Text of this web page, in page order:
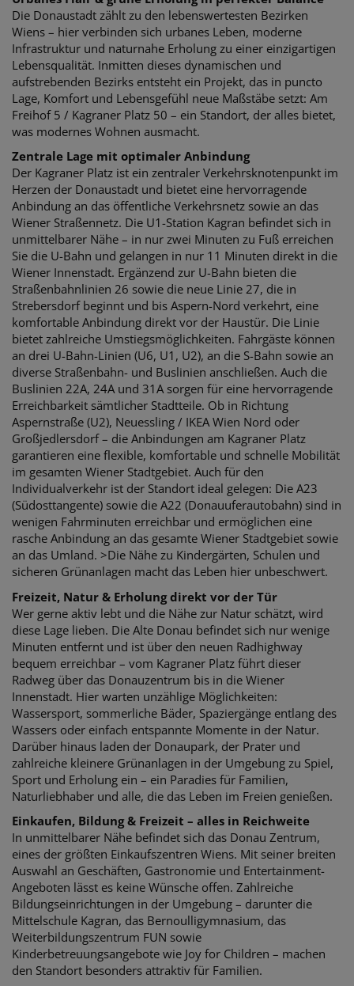
Die Donaustadt zählt zu den lebenswertesten Bezirken
Wiens – hier verbinden sich urbanes Leben, moderne
Infrastruktur und naturnahe Erholung zu einer einzigartigen
Lebensqualität. Inmitten dieses dynamischen und
aufstrebenden Bezirks entsteht ein Projekt, das in puncto
Lage, Komfort und Lebensgefühl neue Maßstäbe setzt: Am
Freihof 5 / Kagraner Platz 50 – ein Standort, der alles bietet,
was modernes Wohnen ausmacht.
Zentrale Lage mit optimaler Anbindung
Der Kagraner Platz ist ein zentraler Verkehrsknotenpunkt im
Herzen der Donaustadt und bietet eine hervorragende
Anbindung an das öffentliche Verkehrsnetz sowie an das
Wiener Straßennetz. Die U1-Station Kagran befindet sich in
unmittelbarer Nähe – in nur zwei Minuten zu Fuß erreichen
Sie die U-Bahn und gelangen in nur 11 Minuten direkt in die
Wiener Innenstadt. Ergänzend zur U-Bahn bieten die
Straßenbahnlinien 26 sowie die neue Linie 27, die in
Strebersdorf beginnt und bis Aspern-Nord verkehrt, eine
komfortable Anbindung direkt vor der Haustür. Die Linie
bietet zahlreiche Umstiegsmöglichkeiten. Fahrgäste können
an drei U-Bahn-Linien (U6, U1, U2), an die S-Bahn sowie an
diverse Straßenbahn- und Buslinien anschließen. Auch die
Buslinien 22A, 24A und 31A sorgen für eine hervorragende
Erreichbarkeit sämtlicher Stadtteile. Ob in Richtung
Aspernstraße (U2), Neuessling / IKEA Wien Nord oder
Großjedlersdorf – die Anbindungen am Kagraner Platz
garantieren eine flexible, komfortable und schnelle Mobilität
im gesamten Wiener Stadtgebiet. Auch für den
Individualverkehr ist der Standort ideal gelegen: Die A23
(Südosttangente) sowie die A22 (Donauuferautobahn) sind in
wenigen Fahrminuten erreichbar und ermöglichen eine
rasche Anbindung an das gesamte Wiener Stadtgebiet sowie
an das Umland. >Die Nähe zu Kindergärten, Schulen und
sicheren Grünanlagen macht das Leben hier unbeschwert.
Freizeit, Natur & Erholung direkt vor der Tür
Wer gerne aktiv lebt und die Nähe zur Natur schätzt, wird
diese Lage lieben. Die Alte Donau befindet sich nur wenige
Minuten entfernt und ist über den neuen Radhighway
bequem erreichbar – vom Kagraner Platz führt dieser
Radweg über das Donauzentrum bis in die Wiener
Innenstadt. Hier warten unzählige Möglichkeiten:
Wassersport, sommerliche Bäder, Spaziergänge entlang des
Wassers oder einfach entspannte Momente in der Natur.
Darüber hinaus laden der Donaupark, der Prater und
zahlreiche kleinere Grünanlagen in der Umgebung zu Spiel,
Sport und Erholung ein – ein Paradies für Familien,
Naturliebhaber und alle, die das Leben im Freien genießen.
Einkaufen, Bildung & Freizeit – alles in Reichweite
In unmittelbarer Nähe befindet sich das Donau Zentrum,
eines der größten Einkaufszentren Wiens. Mit seiner breiten
Auswahl an Geschäften, Gastronomie und Entertainment-
Angeboten lässt es keine Wünsche offen. Zahlreiche
Bildungseinrichtungen in der Umgebung – darunter die
Mittelschule Kagran, das Bernoulligymnasium, das
Weiterbildungszentrum FUN sowie
Kinderbetreuungsangebote wie Joy for Children – machen
den Standort besonders attraktiv für Familien.